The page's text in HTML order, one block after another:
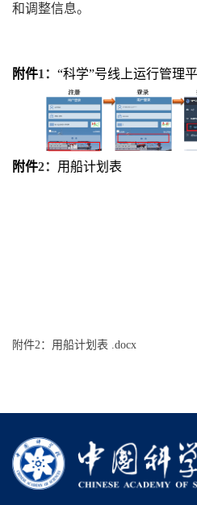
和调整信息。
附件1 ： “科学”号线上运行管理
附件2： 用船计划表
附件2：用船计划表 .docx